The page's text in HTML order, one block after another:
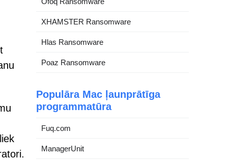
XHAMSTER Ransomware
Hlas Ransomware
Poaz Ransomware
Populāra Mac ļaunprātīga
programmatūra
Fuq.com
ManagerUnit